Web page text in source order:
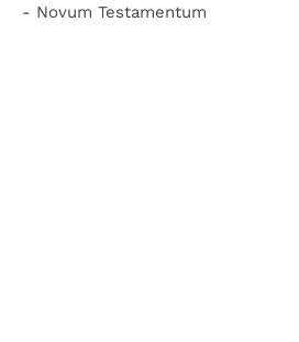
- Novum Testamentum